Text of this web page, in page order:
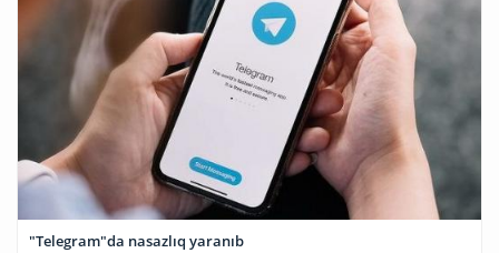
"Telegram"da nasazlıq yaranıb